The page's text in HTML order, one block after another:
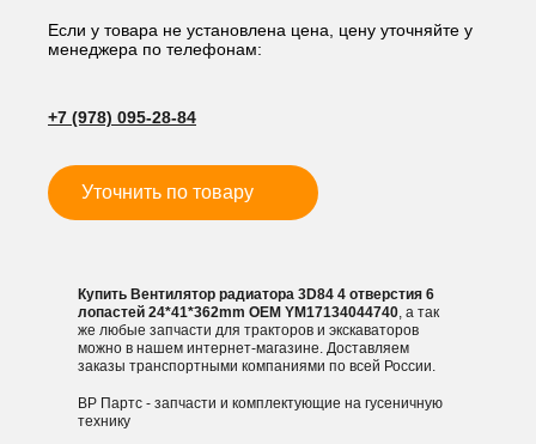
3D84
4
лопастей
Если у товара не установлена цена, цену уточняйте у
менеджера по телефонам:
+7 (978) 095-28-84
Уточнить по товару
Купить Вентилятор радиатора 3D84 4 отверстия 6
лопастей 24*41*362mm OEM YM17134044740, а так
же любые запчасти для тракторов и экскаваторов
можно в нашем интернет-магазине. Доставляем
заказы транспортными компаниями по всей России.
ВР Партс - запчасти и комплектующие на гусеничную
технику